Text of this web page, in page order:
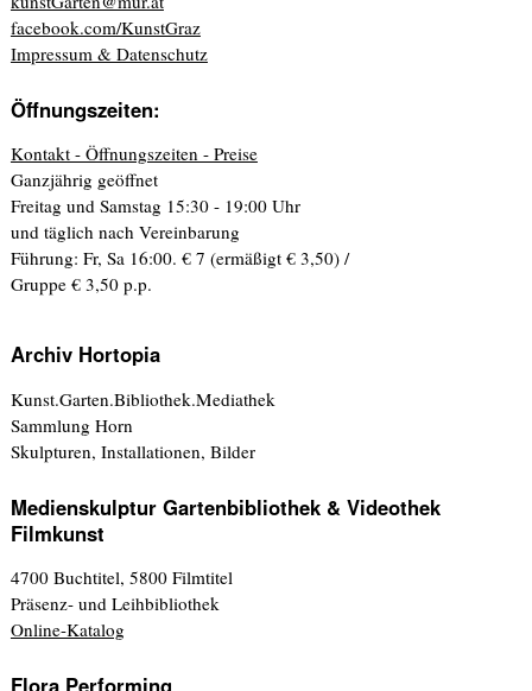
facebook.com/KunstGraz
Impressum & Datenschutz
Öffnungszeiten:
Kontakt - Öffnungszeiten - Preise
Ganzjährig geöffnet
Freitag und Samstag 15:30 - 19:00 Uhr
und täglich nach Vereinbarung
Führung: Fr, Sa 16:00. € 7 (ermäßigt € 3,50) /
Gruppe € 3,50 p.p.
Archiv Hortopia
Kunst.Garten.Bibliothek.Mediathek
Sammlung Horn
Skulpturen, Installationen, Bilder
Medienskulptur Gartenbibliothek & Videothek
Filmkunst
4700 Buchtitel, 5800 Filmtitel
Präsenz- und Leihbibliothek
Online-Katalog
Flora Performing